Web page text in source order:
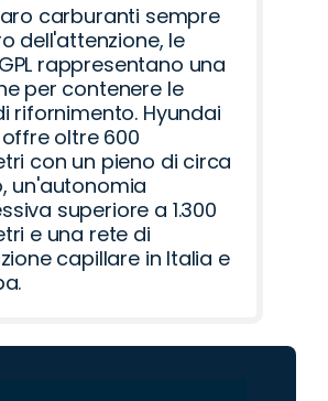
carburanti sempre
dell'attenzione, le
rappresentano una
per contenere le
rifornimento. Hyundai
offre oltre 600
con un pieno di circa
un'autonomia
superiore a 1.300
e una rete di
capillare in Italia e